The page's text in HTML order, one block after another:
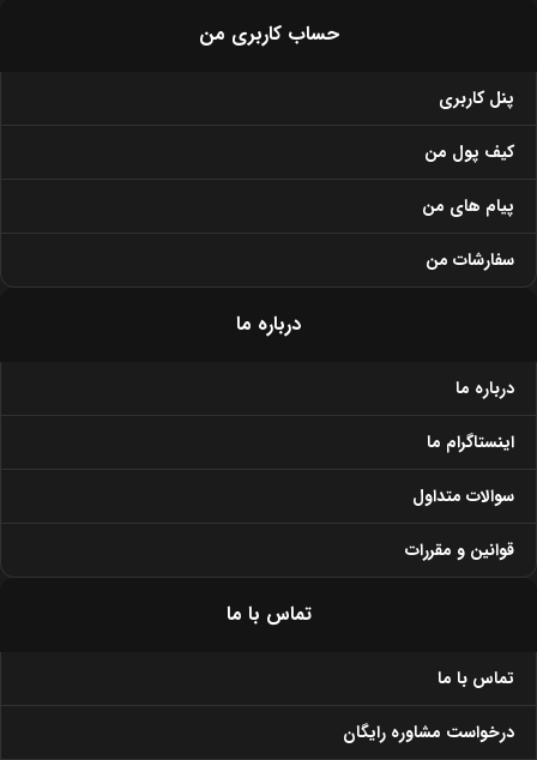
تماس با ما
تماس با ما
درخواست مشاوره رایگان
درباره ما
درباره ما
اینستاگرام ما
سوالات متداول
قوانین و مقررات
حساب کاربری من
پنل کاربری
کیف پول من
پیام های من
سفارشات من